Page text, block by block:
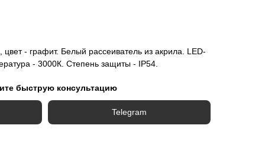
- графит. Белый рассеиватель из акрила. LED-
- 3000К. Степень защиты - IP54.
быструю консультацию
Telegram